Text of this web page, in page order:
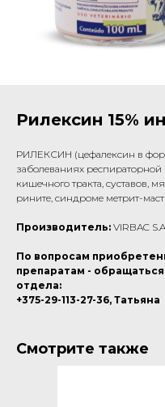
Рилексин 15%
РИЛЕКСИН (цефалексин в
заболеваниях
кишечного тракта, суставов,
рините, синдроме метрит-
Производитель: VIRBAC
По вопросам
препаратам -
отдела:
+375-29-113-27-36, Татьяна
Смотрите также